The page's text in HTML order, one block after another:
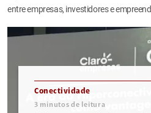
entre empresas, investidores e
Conectividade
3 minutos de leitura